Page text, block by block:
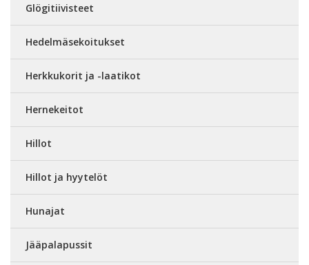
Glögitiivisteet
Hedelmäsekoitukset
Herkkukorit ja -laatikot
Hernekeitot
Hillot
Hillot ja hyytelöt
Hunajat
Jääpalapussit